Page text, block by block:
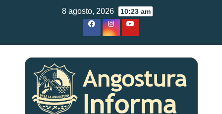
8 agosto, 2026 10:23 am